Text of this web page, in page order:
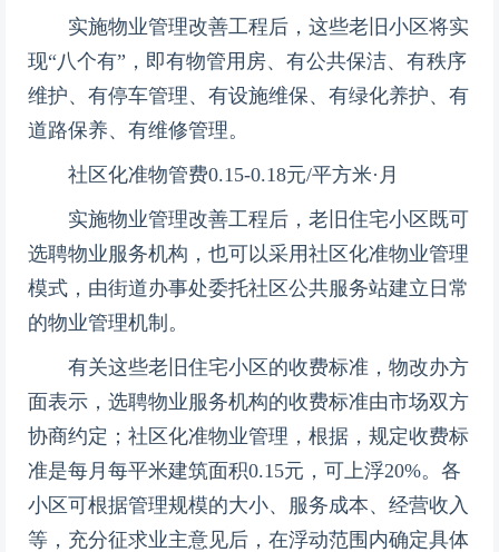
实施物业管理改善工程后，这些老旧小区将实
现“八个有”，即有物管用房、有公共保洁、有秩序
维护、有停车管理、有设施维保、有绿化养护、有
道路保养、有维修管理。
社区化准物管费0.15-0.18元/平方米·月
实施物业管理改善工程后，老旧住宅小区既可
选聘物业服务机构，也可以采用社区化准物业管理
模式，由街道办事处委托社区公共服务站建立日常
的物业管理机制。
有关这些老旧住宅小区的收费标准，物改办方
面表示，选聘物业服务机构的收费标准由市场双方
协商约定；社区化准物业管理，根据 ，规定收费标
准是每月每平米建筑面积0.15元，可上浮20%。各
小区可根据管理规模的大小、服务成本、经营收入
等，充分征求业主意见后，在浮动范围内确定具体